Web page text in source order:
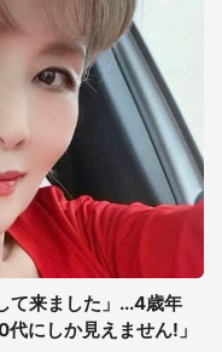
て来ました」...4歳年
にしか見えません!」